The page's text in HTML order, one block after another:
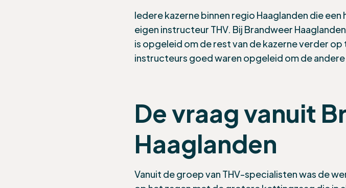
Iedere kazerne binnen regio Haaglanden die
eigen instructeur THV. Bij Brandweer
is opgeleid om de rest van de kazerne verder
instructeurs goed waren opgeleid om de
De vraag vanuit
Haaglanden
Vanuit de groep van THV-specialisten was de